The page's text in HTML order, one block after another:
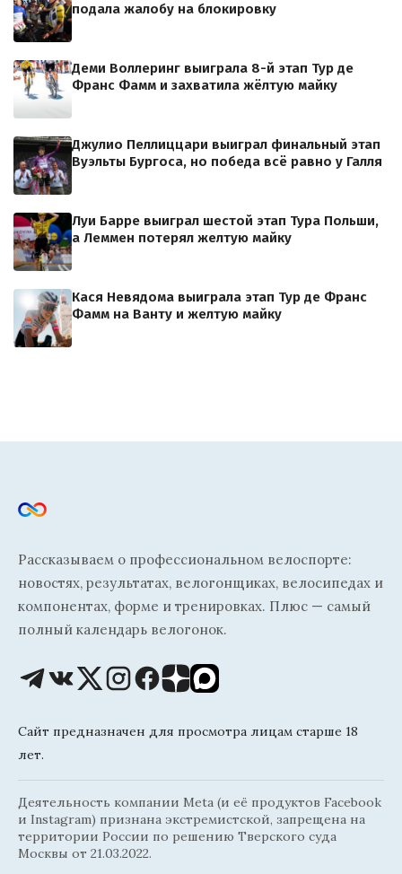
подала жалобу на блокировку
Деми Воллеринг выиграла 8-й этап Тур де
Франс Фамм и захватила жёлтую майку
Джулио Пеллиццари выиграл финальный этап
Вуэльты Бургоса, но победа всё равно у Галля
Луи Барре выиграл шестой этап Тура Польши,
а Леммен потерял желтую майку
Кася Невядома выиграла этап Тур де Франс
Фамм на Ванту и желтую майку
Рассказываем о профессиональном велоспорте:
новостях, результатах, велогонщиках, велосипедах и
компонентах, форме и тренировках. Плюс — самый
полный календарь велогонок.
Сайт предназначен для просмотра лицам старше 18
лет.
Деятельность компании Meta (и её продуктов Facebook
и Instagram) признана экстремистской, запрещена на
территории России по решению Тверского суда
Москвы от 21.03.2022.